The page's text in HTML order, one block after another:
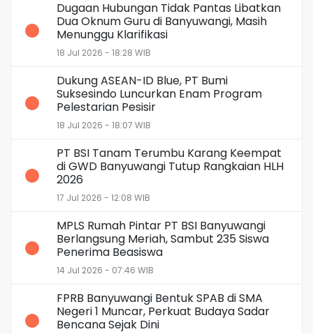
Dugaan Hubungan Tidak Pantas Libatkan
Dua Oknum Guru di Banyuwangi, Masih
Menunggu Klarifikasi
18 Jul 2026 - 18:28 WIB
Dukung ASEAN-ID Blue, PT Bumi
Suksesindo Luncurkan Enam Program
Pelestarian Pesisir
18 Jul 2026 - 18:07 WIB
PT BSI Tanam Terumbu Karang Keempat
di GWD Banyuwangi Tutup Rangkaian HLH
2026
17 Jul 2026 - 12:08 WIB
MPLS Rumah Pintar PT BSI Banyuwangi
Berlangsung Meriah, Sambut 235 Siswa
Penerima Beasiswa
14 Jul 2026 - 07:46 WIB
FPRB Banyuwangi Bentuk SPAB di SMA
Negeri 1 Muncar, Perkuat Budaya Sadar
Bencana Sejak Dini